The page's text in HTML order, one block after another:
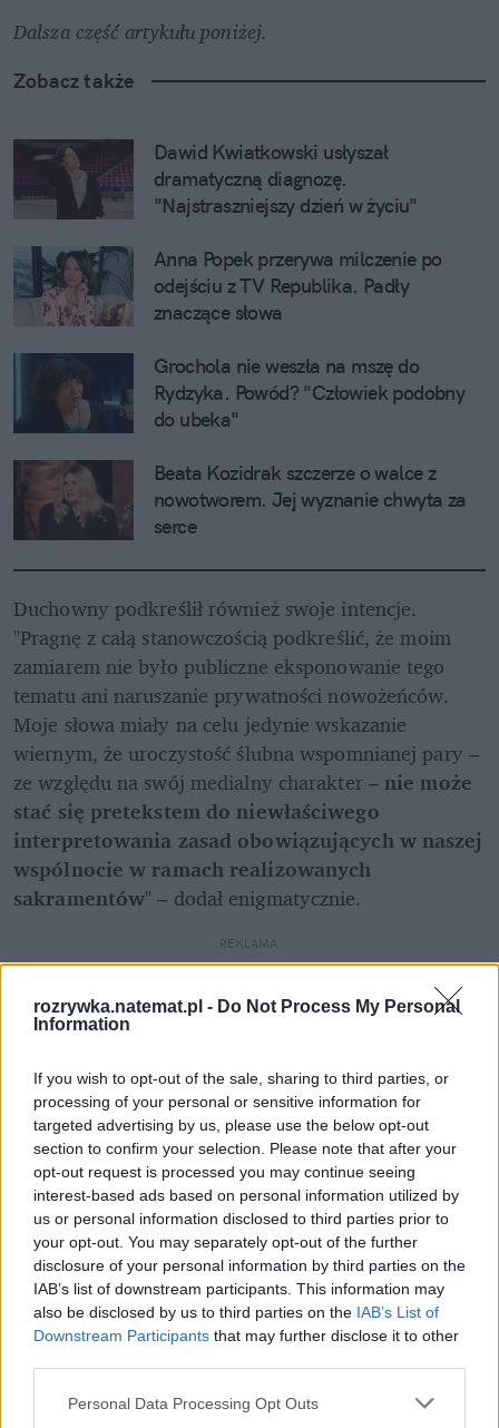
rozrywka.natemat.pl - Do Not Process My Personal
Information
If you wish to opt-out of the sale, sharing to third parties, or
processing of your personal or sensitive information for
targeted advertising by us, please use the below opt-out
section to confirm your selection. Please note that after your
opt-out request is processed you may continue seeing
interest-based ads based on personal information utilized by
us or personal information disclosed to third parties prior to
your opt-out. You may separately opt-out of the further
disclosure of your personal information by third parties on the
IAB’s list of downstream participants. This information may
also be disclosed by us to third parties on the IAB’s List of
Downstream Participants that may further disclose it to other
Personal Data Processing Opt Outs
Dalsza część artykułu poniżej.
Zobacz także
Dawid Kwiatkowski usłyszał
dramatyczną diagnozę.
"Najstraszniejszy dzień w życiu"
Anna Popek przerywa milczenie po
odejściu z TV Republika. Padły
znaczące słowa
Grochola nie weszła na mszę do
Rydzyka. Powód? "Człowiek podobny
do ubeka"
Beata Kozidrak szczerze o walce z
nowotworem. Jej wyznanie chwyta za
serce
Duchowny podkreślił również swoje intencje.
"Pragnę z całą stanowczością podkreślić, że moim
zamiarem nie było publiczne eksponowanie tego
tematu ani naruszanie prywatności nowożeńców.
Moje słowa miały na celu jedynie wskazanie
wiernym, że uroczystość ślubna wspomnianej pary –
ze względu na swój medialny charakter – nie może
stać się pretekstem do niewłaściwego
interpretowania zasad obowiązujących w naszej
wspólnocie w ramach realizowanych
sakramentów" – dodał enigmatycznie.
REKLAMA